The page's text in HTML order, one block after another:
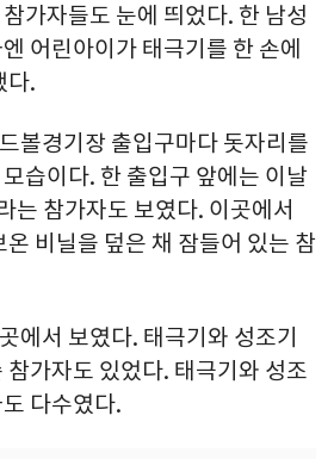
가자들도 눈에 띄었다. 한 남성
어린아이가 태극기를 한 손에
다.
볼경기장 출입구마다 돗자리를
습이다. 한 출입구 앞에는 이날
는 참가자도 보였다. 이곳에서
온 비닐을 덮은 채 잠들어 있는 참
에서 보였다. 태극기와 성조기
참가자도 있었다. 태극기와 성조
다수였다.